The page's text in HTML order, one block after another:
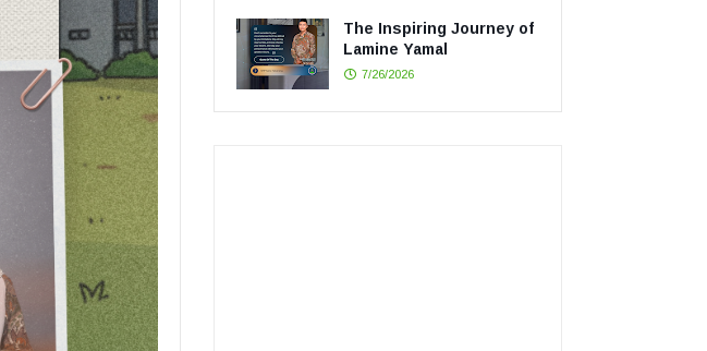
The Inspiring Journey of
Lamine Yamal
7/26/2026